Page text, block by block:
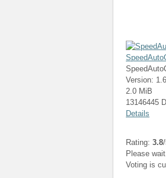
Version:
2.0 MiB
13146445
Details
Rating: 3.8
Please
Voting is